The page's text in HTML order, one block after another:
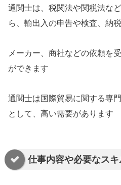
通関士は、税関法や関税法な
ら、輸出入の申告や検査、納
メーカー、商社などの依頼を
ができます
通関士は国際貿易に関する専
として、高い需要があります
仕事内容や必要なス